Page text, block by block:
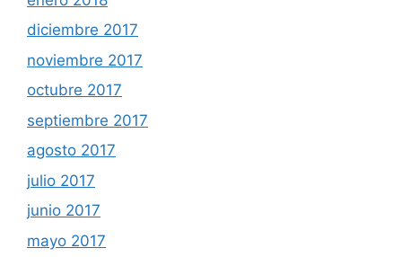
diciembre 2017
noviembre 2017
octubre 2017
septiembre 2017
agosto 2017
julio 2017
junio 2017
mayo 2017